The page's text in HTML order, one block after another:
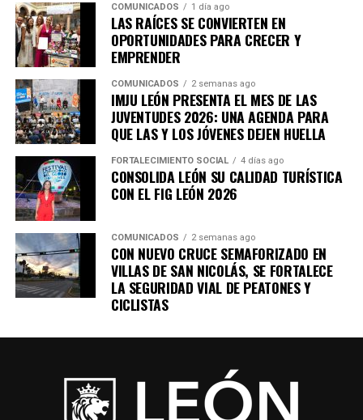
COMUNICADOS 1 día ago
LAS RAÍCES SE CONVIERTEN EN
OPORTUNIDADES PARA CRECER Y
EMPRENDER
COMUNICADOS 2 semanas ago
IMJU LEÓN PRESENTA EL MES DE LAS
JUVENTUDES 2026: UNA AGENDA PARA
QUE LAS Y LOS JÓVENES DEJEN HUELLA
FORTALECIMIENTO SOCIAL 4 días ago
CONSOLIDA LEÓN SU CALIDAD TURÍSTICA
CON EL FIG LEÓN 2026
COMUNICADOS 2 semanas ago
CON NUEVO CRUCE SEMAFORIZADO EN
VILLAS DE SAN NICOLÁS, SE FORTALECE
LA SEGURIDAD VIAL DE PEATONES Y
CICLISTAS